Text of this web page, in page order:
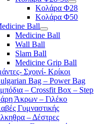
Κολάρα Φ28
Κολάρα Φ50
Ball
Medicine Ball
Wall Ball
Slam Ball
Medicine Grip Ball
Σχοινί- Κρίκοι
Bag – Power Bag
– Crossfit Box – Step
Άκρων – Γιλέκο
Γυμναστικής
– Δέστρες